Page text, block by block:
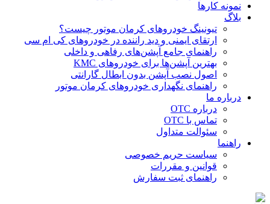
نمونه کارها
بلاگ
تیونینگ خودروهای کرمان موتور چیست؟
ارتقای ایمنی و دید راننده در خودروهای کی ام سی
راهنمای جامع آپشن‌های رفاهی و داخلی
بهترین آپشن‌ها برای خودروهای KMC
اصول نصب آپشن بدون ابطال گارانتی
راهنمای نگهداری خودروهای کرمان موتور
درباره ما
درباره OTC
تماس با OTC
سئوالت متداول
راهنما
سیاست حریم خصوصی
قوانین و مقررات
راهنمای ثبت سفارش